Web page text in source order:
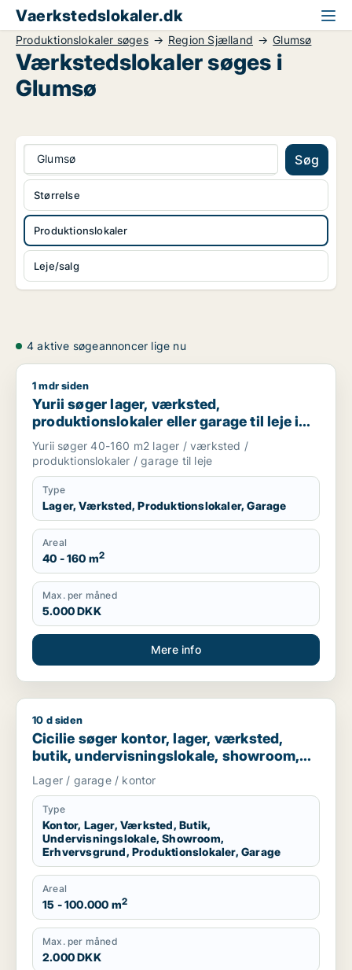
Vaerkstedslokaler.dk
Produktionslokaler søges Region Sjælland Glumsø
Værkstedslokaler søges i
Glumsø
Glumsø Søg
Produktionslokaler
Leje/salg
Størrelse
4 aktive søgeannoncer lige nu
Yurii søger lager, værksted, produktionslokaler eller garage
1 mdr siden
Yurii søger lager, værksted,
produktionslokaler eller garage til leje i
Region Sjælland
Yurii søger 40-160 m2 lager / værksted /
produktionslokaler / garage til leje
Type
Lager, Værksted, Produktionslokaler, Garage
Areal
40 - 160 m2
Max. per måned
5.000 DKK
Mere info
Cicilie søger kontor, lager, værksted, butik,
10 d siden
Cicilie søger kontor, lager, værksted,
butik, undervisningslokale, showroom,
erhvervsgrund, produktionslokaler eller
garage til leje i Region Sjælland eller
Nordsjælland
Lager / garage / kontor
Type
Kontor, Lager, Værksted, Butik,
Undervisningslokale, Showroom,
Erhvervsgrund, Produktionslokaler, Garage
Areal
15 - 100.000 m2
Max. per måned
2.000 DKK